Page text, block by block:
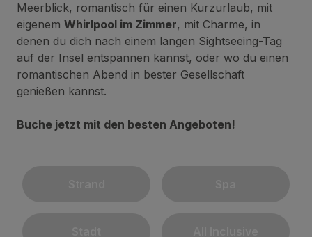
Meerblick, romantisch für einen Kurzurlaub, mit
eigenem Whirlpool im Zimmer, mit Charme, in
denen du dich nach einem langen Sightseeing-Tag
auf der Insel entspannen kannst, oder wo du einen
romantischen Abend in bester Gesellschaft
genießen kannst.
Buche jetzt mit den besten Angeboten!